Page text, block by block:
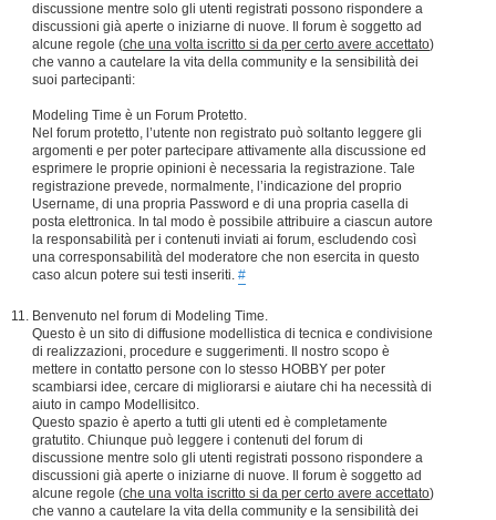
discussione mentre solo gli utenti registrati possono rispondere a
discussioni già aperte o iniziarne di nuove. Il forum è soggetto ad
alcune regole (che una volta iscritto si da per certo avere accettato)
che vanno a cautelare la vita della community e la sensibilità dei
suoi partecipanti:
Modeling Time è un Forum Protetto.
Nel forum protetto, l’utente non registrato può soltanto leggere gli
argomenti e per poter partecipare attivamente alla discussione ed
esprimere le proprie opinioni è necessaria la registrazione. Tale
registrazione prevede, normalmente, l’indicazione del proprio
Username, di una propria Password e di una propria casella di
posta elettronica. In tal modo è possibile attribuire a ciascun autore
la responsabilità per i contenuti inviati ai forum, escludendo così
una corresponsabilità del moderatore che non esercita in questo
caso alcun potere sui testi inseriti. #
Benvenuto nel forum di Modeling Time.
Questo è un sito di diffusione modellistica di tecnica e condivisione
di realizzazioni, procedure e suggerimenti. Il nostro scopo è
mettere in contatto persone con lo stesso HOBBY per poter
scambiarsi idee, cercare di migliorarsi e aiutare chi ha necessità di
aiuto in campo Modellisitco.
Questo spazio è aperto a tutti gli utenti ed è completamente
gratutito. Chiunque può leggere i contenuti del forum di
discussione mentre solo gli utenti registrati possono rispondere a
discussioni già aperte o iniziarne di nuove. Il forum è soggetto ad
alcune regole (che una volta iscritto si da per certo avere accettato)
che vanno a cautelare la vita della community e la sensibilità dei